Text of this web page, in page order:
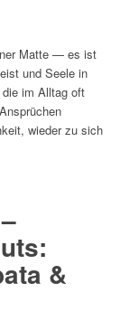
Matte — es ist
und Seele in
im Alltag oft
wieder zu sich
&